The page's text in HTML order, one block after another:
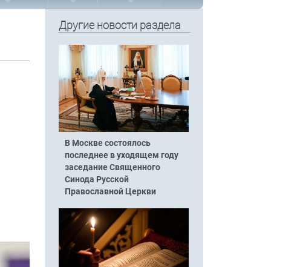
Другие новости раздела
В Москве состоялось
последнее в уходящем году
заседание Священного
Синода Русской
Православной Церкви